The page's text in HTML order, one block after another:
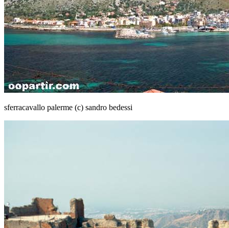
sferracavallo palerme (c) sandro bedessi